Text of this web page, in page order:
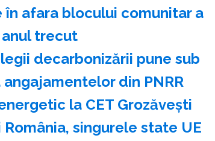
afara blocului comunitar a
anul trecut
decarbonizării pune sub
din PNRR
la CET Grozăveşti
singurele state UE